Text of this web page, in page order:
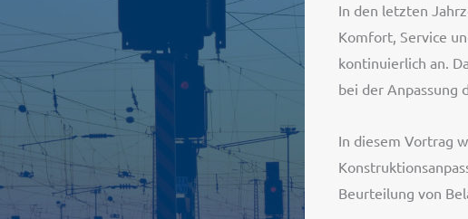
In den letzten
Komfort, Service
kontinuierlich an.
bei der Anpassung
In diesem Vortrag
Beurteilung von